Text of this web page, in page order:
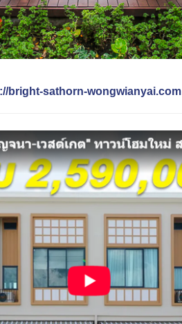
bright-sathorn-wongwianyai.com